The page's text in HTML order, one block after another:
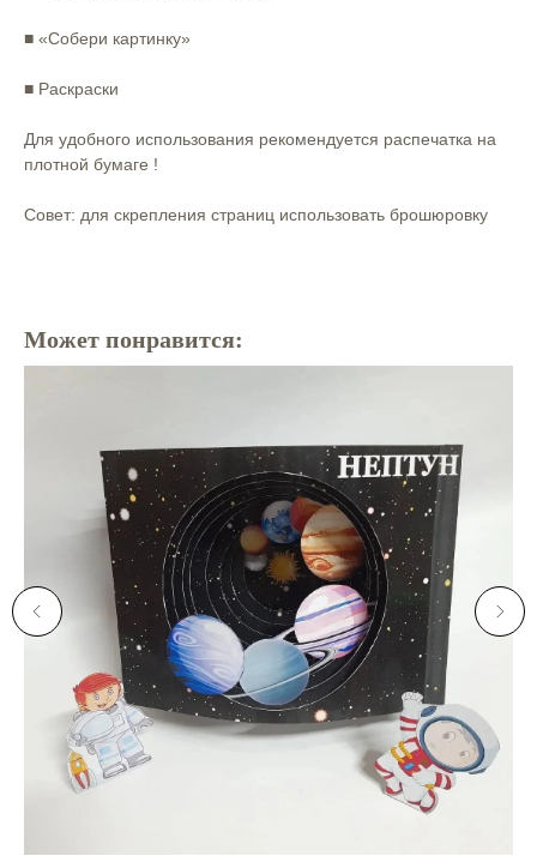
■ «Собери картинку»⠀
■ Раскраски⠀
Для удобного использования рекомендуется распечатка на
плотной бумаге ! ⠀
Совет: для скрепления страниц использовать брошюровку
Может понравится: